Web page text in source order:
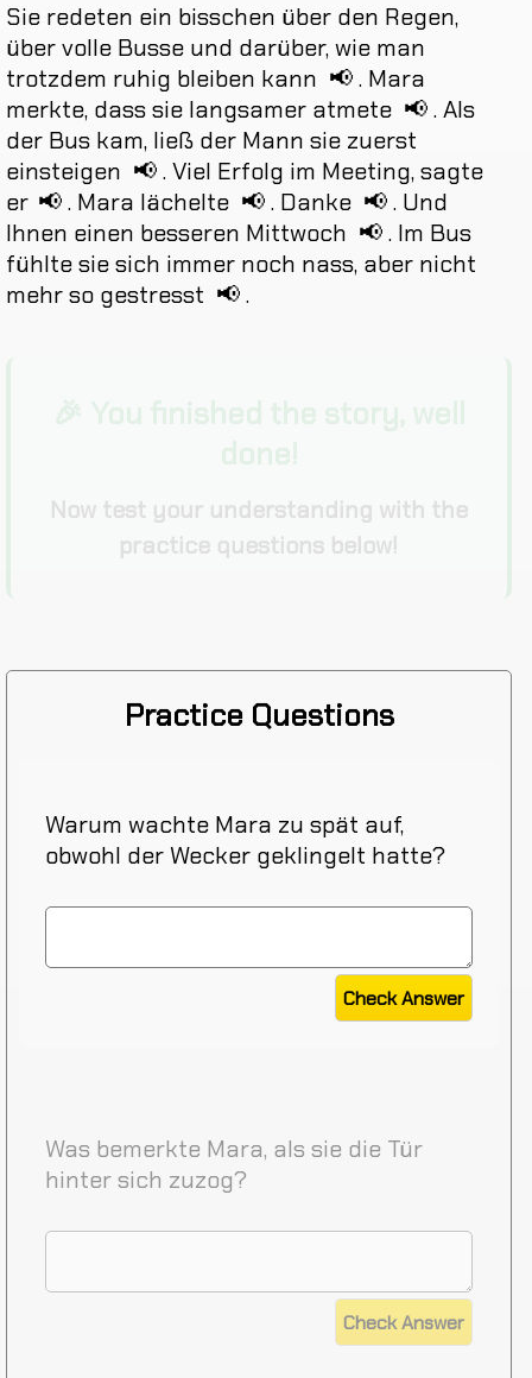
Sie redeten ein bisschen über den Regen,
übervolle Busse und darüber,wie man
trotzdem ruhig bleiben kann 📢. Mara
merkte, dasssie langsamer atmete 📢. Als
der Bus kam, ließ der Mann sie zuerst
einsteigen 📢. Viel Erfolg im Meeting,sagte
er 📢. Mara lächelte 📢. Danke 📢. Und
Ihnen einen besseren Mittwoch 📢. Im Bus
fühltesiesich immer noch nass, aber nicht
mehrso gestresst 📢.
Now test your understanding with the
practice questions below!
Practice Questions
Warum wachte Mara zu spät auf,
obwohl der Wecker geklingelt hatte?
Was bemerkte Mara, als sie die Tür
hinter sich zuzog?